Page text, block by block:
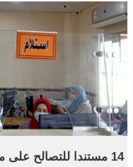
14 مستندا للتصالح على